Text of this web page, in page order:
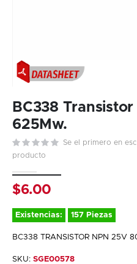
to
the
beginning
of
the
images
gallery
BC338
625Mw.
Se el primero en
producto
$6.00
Existencias: 157 Piezas
BC338 TRANSISTOR NPN 25V
SKU: SGE00578